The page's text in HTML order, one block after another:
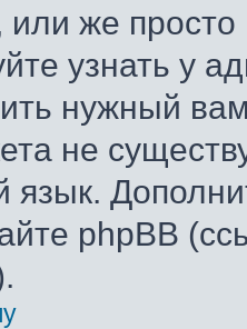
же
узнать у
нужный
не
язык.
phpBB